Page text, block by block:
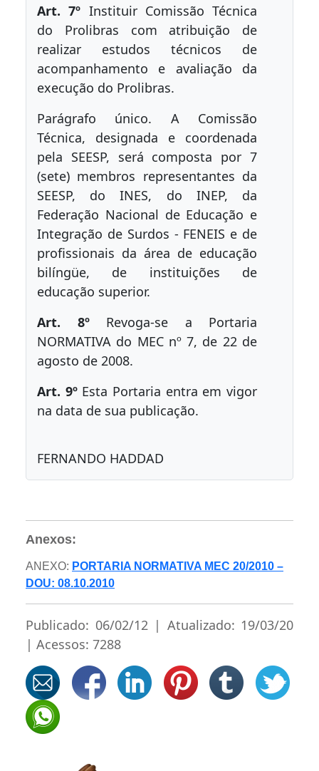
Art. 7º Instituir Comissão Técnica
do Prolibras com atribuição de
realizar estudos técnicos de
acompanhamento e avaliação da
execução do Prolibras.
Parágrafo único. A Comissão
Técnica, designada e coordenada
pela SEESP, será composta por 7
(sete) membros representantes da
SEESP, do INES, do INEP, da
Federação Nacional de Educação e
Integração de Surdos - FENEIS e de
profissionais da área de educação
bilíngüe, de instituições de
educação superior.
Art. 8ºRevoga-se a Portaria
NORMATIVA do MEC nº 7, de 22 de
agosto de 2008.
Art. 9ºEsta Portaria entra em vigor
na data de sua publicação.
FERNANDO HADDAD
Anexos:
ANEXO: PORTARIA NORMATIVA MEC 20/2010 –
DOU: 08.10.2010
Publicado: 06/02/12 | Atualizado: 19/03/20
| Acessos: 7288